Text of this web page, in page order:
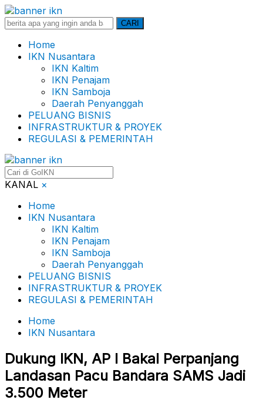
Search
CARI
Home
IKN Nusantara
IKN Kaltim
IKN Penajam
IKN Samboja
Daerah Penyanggah
PELUANG BISNIS
INFRASTRUKTUR & PROYEK
REGULASI & PEMERINTAH
KANAL ×
Home
IKN Nusantara
IKN Kaltim
IKN Penajam
IKN Samboja
Daerah Penyanggah
PELUANG BISNIS
INFRASTRUKTUR & PROYEK
REGULASI & PEMERINTAH
Home
IKN Nusantara
Dukung IKN, AP I Bakal Perpanjang
Landasan Pacu Bandara SAMS Jadi
3.500 Meter